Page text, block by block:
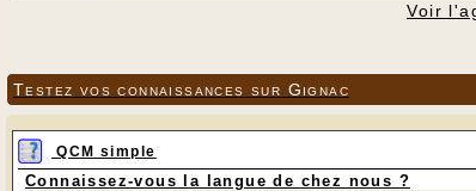
Voir
Testez vos connaissances sur Gignac
QCM simple
Connaissez-vous la langue de chez nous ?